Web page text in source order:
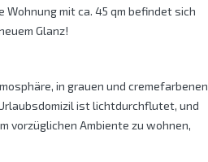
mit ca. 45 qm befindet sich
Glanz!
in grauen und cremefarbenen
ist lichtdurchflutet, und
vorzüglichen Ambiente zu wohnen,